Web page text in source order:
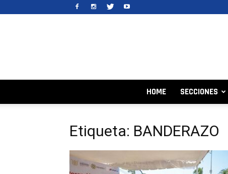
HOME SECCIONES
Etiqueta: BANDERAZO